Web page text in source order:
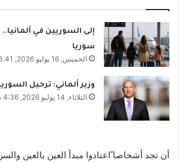
إلى السوريين في
سوريا
الخميس, 16 يوليو 2026, 3:41 م
وزير ألماني: ترحيل
الثلاثاء, 14 يوليو 2026, 4:36 م
أن تجد أشخاصا ًاعتادوا مبدأ العين بالعين